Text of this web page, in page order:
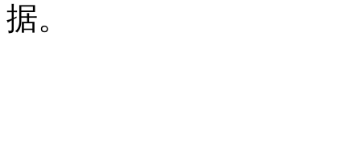
据。